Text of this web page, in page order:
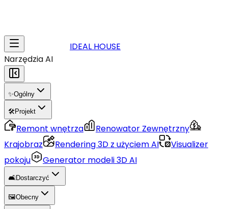
IDEAL HOUSE
Narzędzia AI
✨Ogólny
🛠️Projekt
Remont wnętrza
Renowator Zewnętrzny
Krajobraz
Rendering 3D z użyciem AI
Visualizer
pokoju
Generator modeli 3D AI
🛋️Dostarczyć
🖼️Obecny